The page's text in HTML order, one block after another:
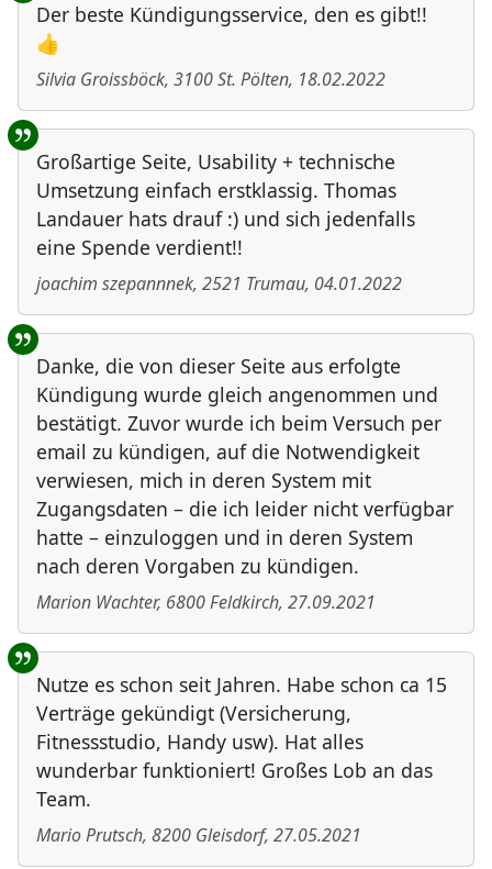
Der beste Kündigungsservice, den es gibt!!
👍
Silvia Groissböck, 3100St. Pölten, 18.02.2022
Großartige Seite, Usability + technische
Umsetzung einfach erstklassig. Thomas
Landauer hats drauf :) und sich jedenfalls
eine Spende verdient!!
joachim szepannnek, 2521 Trumau, 04.01.2022
Danke, die von dieser Seite aus erfolgte
Kündigung wurde gleich angenommen und
bestätigt. Zuvor wurde ich beim Versuch per
email zu kündigen, auf die Notwendigkeit
verwiesen, mich in deren System mit
Zugangsdaten – die ich leider nicht verfügbar
hatte – einzuloggen und in deren System
nach deren Vorgaben zu kündigen.
Marion Wachter, 6800Feldkirch, 27.09.2021
Nutze es schon seit Jahren. Habe schon ca 15
Verträge gekündigt (Versicherung,
Fitnessstudio, Handy usw). Hat alles
wunderbar funktioniert! Großes Lob an das
Team.
Mario Prutsch, 8200 Gleisdorf, 27.05.2021